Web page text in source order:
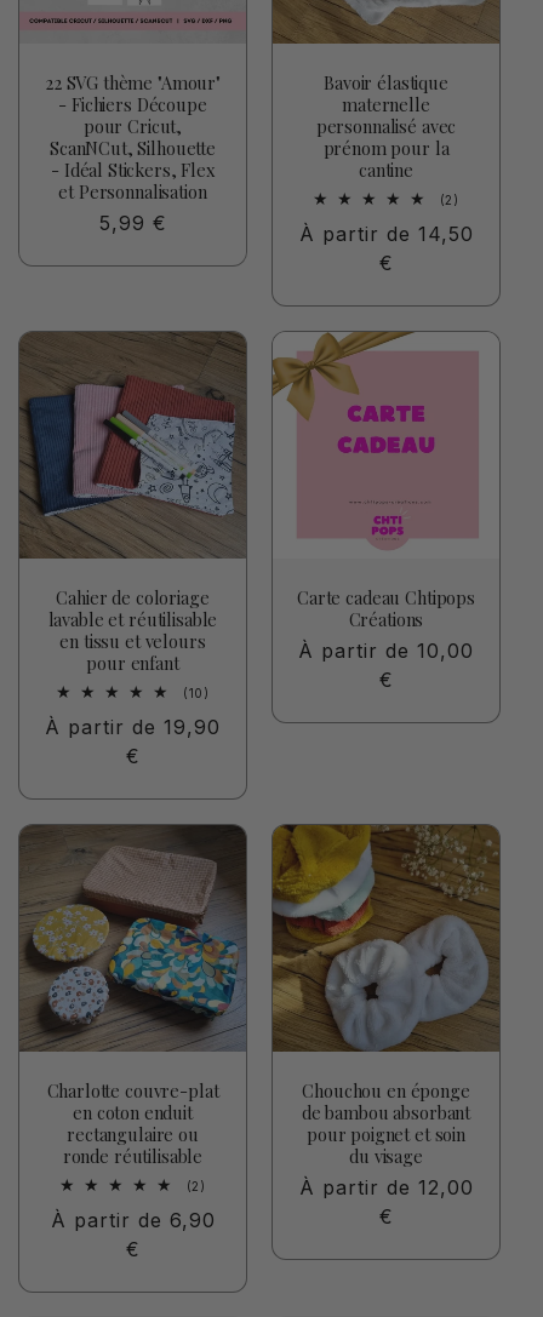
22 SVG thème "Amour"
- Fichiers Découpe
pour Cricut,
ScanNCut, Silhouette
- Idéal Stickers, Flex
et Personnalisation
Prix
5,99 €
Bavoir élastique
maternelle
personnalisé avec
prénom pour la
cantine
(2)
des
Prix
À partir de 14,50
€
Cahier de coloriage
lavable et réutilisable
en tissu et velours
pour enfant
(10)
des
Prix
À partir de 19,90
€
Carte cadeau Chtipops
Créations
Prix
À partir de 10,00
€
Charlotte couvre-plat
en coton enduit
rectangulaire ou
ronde réutilisable
(2)
des
Prix
À partir de 6,90
€
Chouchou en éponge
de bambou absorbant
pour poignet et soin
du visage
Prix
À partir de 12,00
€